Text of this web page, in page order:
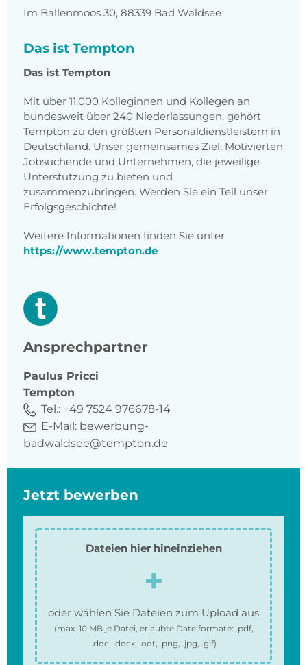
Im Ballenmoos 30, 88339 Bad Waldsee
Das ist Tempton
Das ist Tempton
Mit über 11.000 Kolleginnen und Kollegen an
bundesweit über 240 Niederlassungen, gehört
Tempton zu den größten Personaldienstleistern in
Deutschland. Unser gemeinsames Ziel: Motivierten
Jobsuchende und Unternehmen, die jeweilige
Unterstützung zu bieten und
zusammenzubringen. Werden Sie ein Teil unser
Erfolgsgeschichte!
Weitere Informationen finden Sie unter
https://www.tempton.de
Ansprechpartner
Paulus Pricci
Tempton
Tel.: +49 7524 976678-14
E-Mail: bewerbung-
badwaldsee@tempton.de
Jetzt bewerben
Dateien hier hineinziehen
oder wählen Sie Dateien zum Upload aus
(max. 10 MBje Datei, erlaubte Dateiformate: .pdf,
.doc, .docx, .odt, .png, .jpg, .gif)